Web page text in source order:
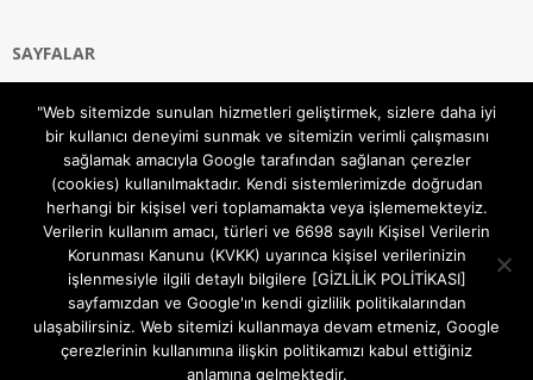
SAYFALAR
Gizlilik ve Çerezler (Cookies) Politikası
Hakkımızda
İletişim Kanalları
MODEM KURULUM
TEKNİK DESTEK
TELEVİZYON SİSTEMLERİ
"Web sitemizde sunulan hizmetleri geliştirmek, sizlere daha iyi
bir kullanıcı deneyimi sunmak ve sitemizin verimli çalışmasını
sağlamak amacıyla Google tarafından sağlanan çerezler
(cookies) kullanılmaktadır. Kendi sistemlerimizde doğrudan
herhangi bir kişisel veri toplamamakta veya işlememekteyiz.
Verilerin kullanım amacı, türleri ve 6698 sayılı Kişisel Verilerin
Korunması Kanunu (KVKK) uyarınca kişisel verilerinizin
işlenmesiyle ilgili detaylı bilgilere [GİZLİLİK POLİTİKASI]
sayfamızdan ve Google'ın kendi gizlilik politikalarından
ulaşabilirsiniz. Web sitemizi kullanmaya devam etmeniz, Google
çerezlerinin kullanımına ilişkin politikamızı kabul ettiğiniz
anlamına gelmektedir.